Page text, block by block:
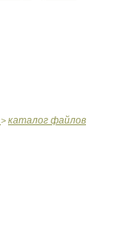
> каталог файлов